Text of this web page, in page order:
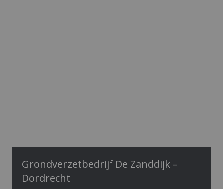
Grondverzetbedrijf De Zanddijk –
Dordrecht